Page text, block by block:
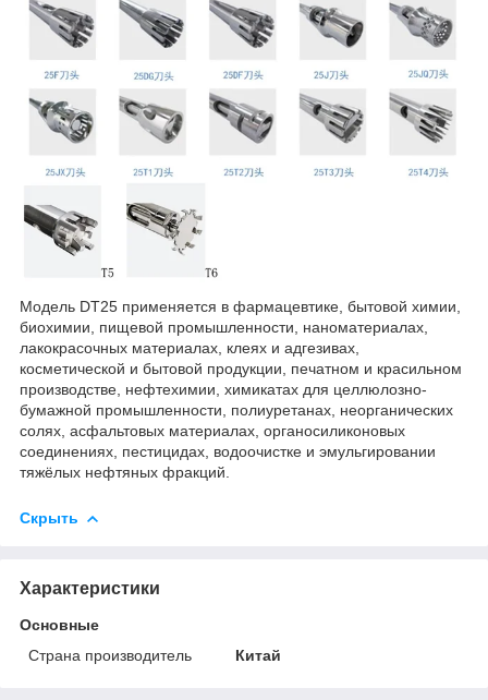
Модель DT25 применяется в фармацевтике, бытовой химии,
биохимии, пищевой промышленности, наноматериалах,
лакокрасочных материалах, клеях и адгезивах,
косметической и бытовой продукции, печатном и красильном
производстве, нефтехимии, химикатах для целлюлозно-
бумажной промышленности, полиуретанах, неорганических
солях, асфальтовых материалах, органосиликоновых
соединениях, пестицидах, водоочистке и эмульгировании
тяжёлых нефтяных фракций.
Скрыть
Характеристики
Основные
Страна производитель
Китай